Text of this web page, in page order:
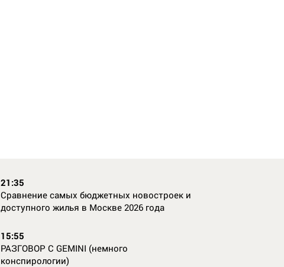
21:35
Сравнение самых бюджетных новостроек и
доступного жилья в Москве 2026 года
15:55
РАЗГОВОР С GEMINI (немного
конспирологии)